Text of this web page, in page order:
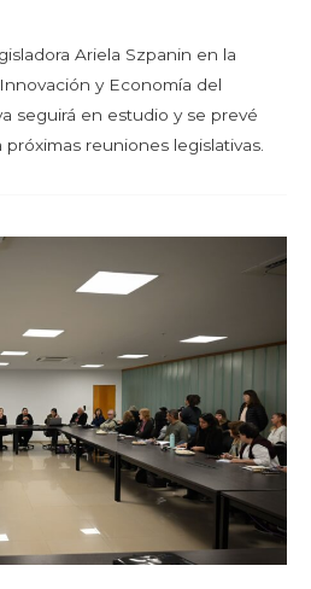
Ariela Szpanin en la
y Economía del
seguirá en estudio y se prevé
reuniones legislativas.